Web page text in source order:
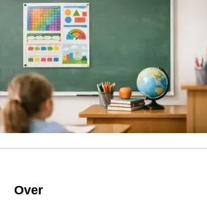
Over